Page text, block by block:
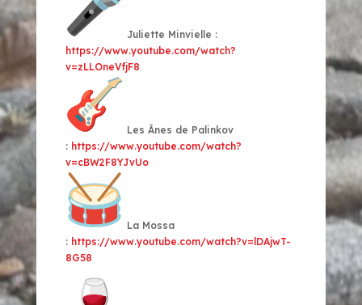
Juliette Minvielle :
https://www.youtube.com/watch?
v=zLLOneVfjF8
Les Ânes de Palinkov
: https://www.youtube.com/watch?
v=cBW2F8YJvUo
La Mossa
: https://www.youtube.com/watch?v=lDAjwT-
8G58